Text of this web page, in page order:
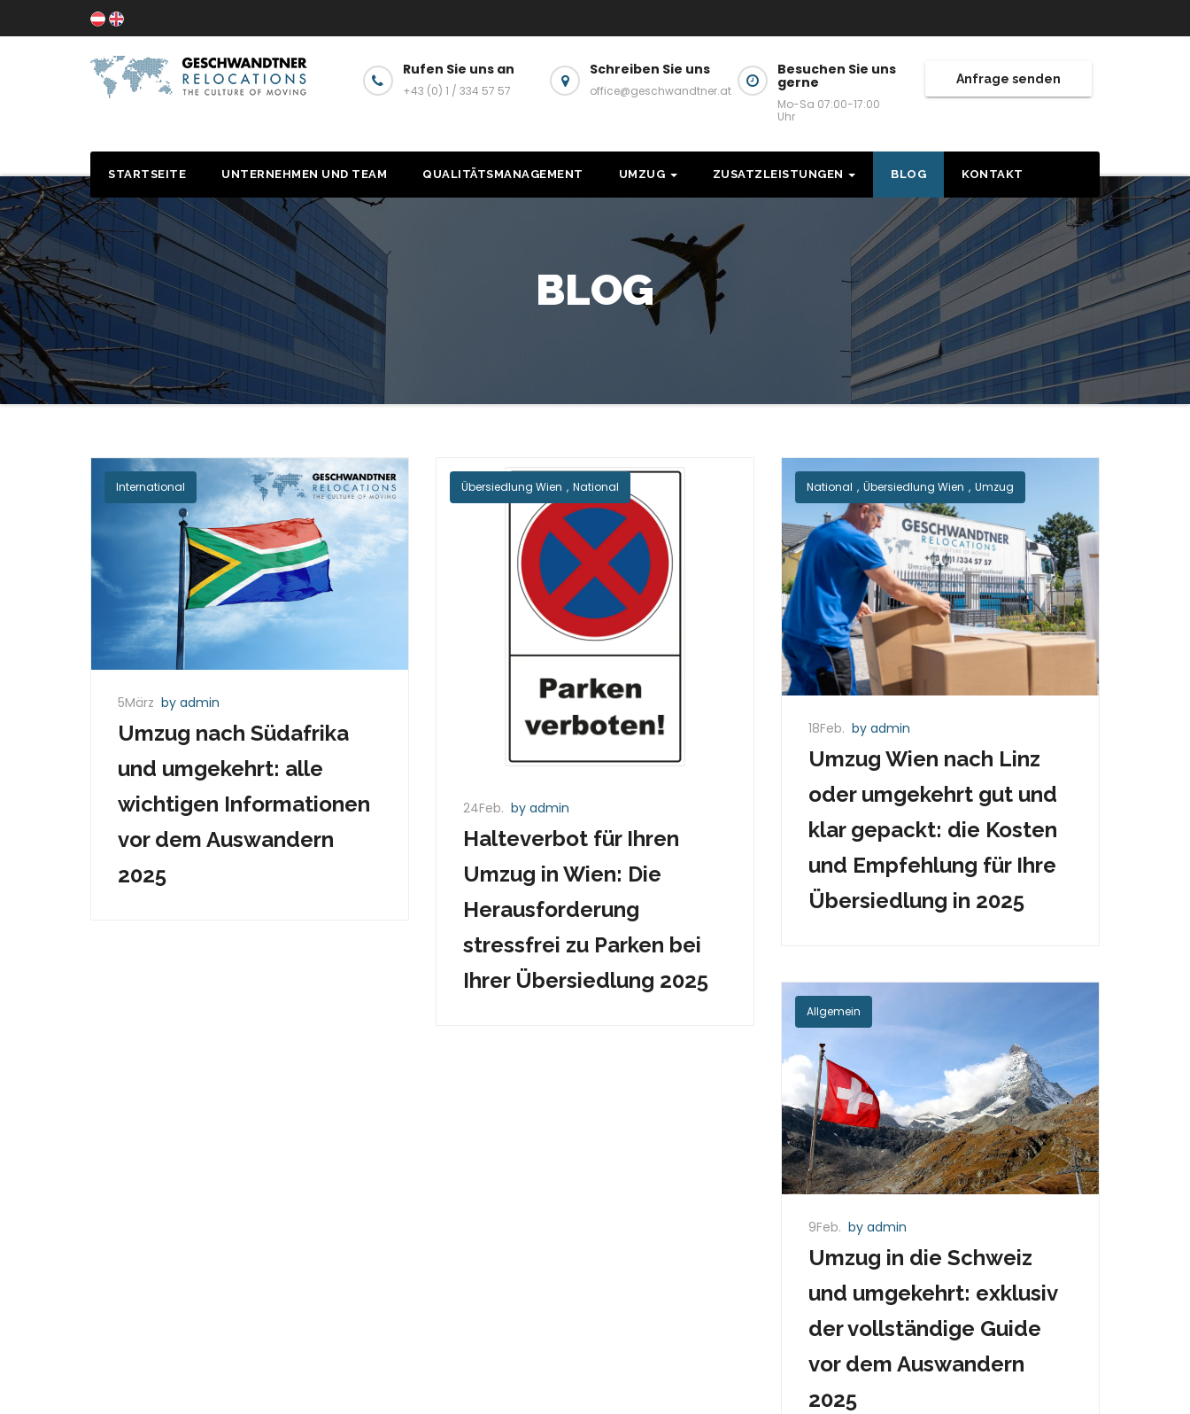
Rufen Sie uns an
+43 (0) 1 / 334 57 57
Schreiben Sie uns
office@geschwandtner.at
Besuchen Sie uns
gerne
Mo-Sa 07:00-17:00
Uhr
Anfrage senden
STARTSEITE UNTERNEHMEN UND TEAM QUALITÄTSMANAGEMENT UMZUG ZUSATZLEISTUNGEN BLOG KONTAKT
BLOG
International
5März by admin
Umzug nach Südafrika
und umgekehrt: alle
wichtigen Informationen
vor dem Auswandern
2025
Übersiedlung Wien , National
24Feb. by admin
Halteverbot für Ihren
Umzug in Wien: Die
Herausforderung
stressfrei zu Parken bei
Ihrer Übersiedlung 2025
National , Übersiedlung Wien , Umzug
18Feb. by admin
Umzug Wien nach Linz
oder umgekehrt gut und
klar gepackt: die Kosten
und Empfehlung für Ihre
Übersiedlung in 2025
Allgemein
9Feb. by admin
Umzug in die Schweiz
und umgekehrt: exklusiv
der vollständige Guide
vor dem Auswandern
2025